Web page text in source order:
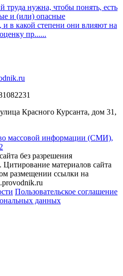
труда нужна, чтобы понять, есть
и (или) опасные
в какой степени они влияют на
пр......
Красного Курсанта, дом 31,
массовой информации (СМИ),
без разрешения
Цитирование материалов сайта
размещении ссылки на
Пользовательское соглашение
данных